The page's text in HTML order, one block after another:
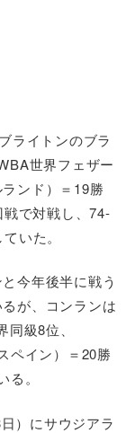
ライトンのブラ
世界フェザー
ンド）＝19勝
戦で対戦し、74-
いた。
今年後半に戦う
が、コンランは
級8位、
ペイン）＝20勝
。
）にサウジアラ